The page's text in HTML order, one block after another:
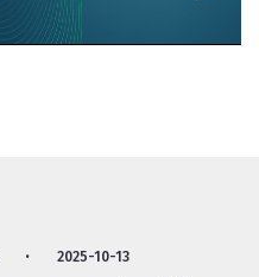
2025-10-13